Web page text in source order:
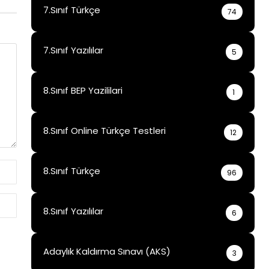
7.Sınıf Türkçe 74
7.Sınıf Yazılılar 5
8.Sınıf BEP Yazililari 1
8.Sınıf Online Türkçe Testleri 12
8.Sınıf Türkçe 96
8.Sınıf Yazılılar 6
Adaylık Kaldırma Sınavı (AKS) 3